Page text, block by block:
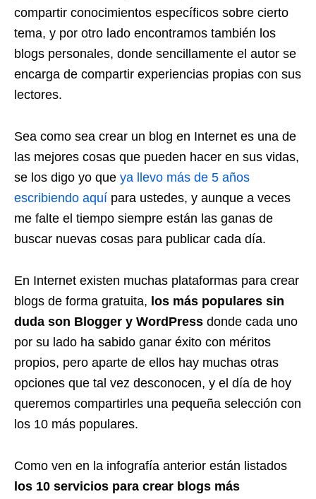
compartir conocimientos específicos sobre cierto
tema, y por otro lado encontramos también los
blogs personales, donde sencillamente el autor se
encarga de compartir experiencias propias con sus
lectores.
Sea como sea crear un blog en Internet es una de
las mejores cosas que pueden hacer en sus vidas,
se los digo yo que ya llevo más de 5 años
escribiendo aquí para ustedes, y aunque a veces
me falte el tiempo siempre están las ganas de
buscar nuevas cosas para publicar cada día.
En Internet existen muchas plataformas para crear
blogs de forma gratuita, los más populares sin
duda son Blogger y WordPress donde cada uno
por su lado ha sabido ganar éxito con méritos
propios, pero aparte de ellos hay muchas otras
opciones que tal vez desconocen, y el día de hoy
queremos compartirles una pequeña selección con
los 10 más populares.
Como ven en la infografía anterior están listados
los 10 servicios para crear blogs más